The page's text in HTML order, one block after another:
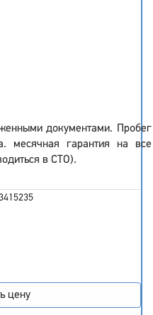
документами. Пробег
месячная гарантия на все
в СТО).
цену